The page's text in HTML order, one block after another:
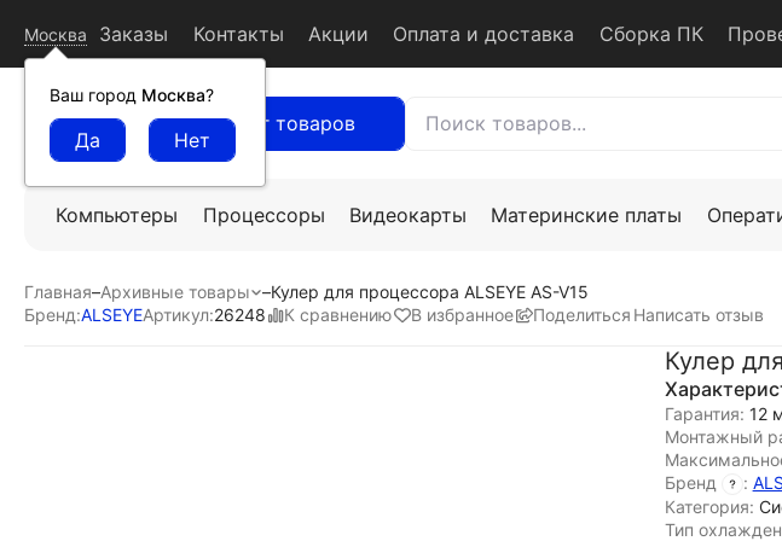
Москва
Ваш город Москва?
Заказы Контакты Акции Оплата и доставка Сборка ПК
Каталог товаров
Компьютеры Процессоры Видеокарты Материнские платы
Главная–Архивные товары –Кулер для процессора ALSEYE AS-V15
Бренд:ALSEYEАртикул:26248 К сравнению В избранное Поделиться Написать отзыв
Кулер
Гарантия: 12
Монтажный
Бренд
:
Категория:
Тип